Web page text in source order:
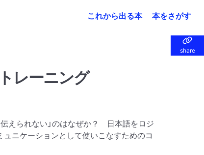
これから出る本 本をさがす
share
share
トレーニング
えられない」のはなぜか？ 日本語をロジ
ニケーションとして使いこなすためのコ